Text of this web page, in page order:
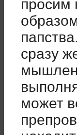
просим
сразу
может